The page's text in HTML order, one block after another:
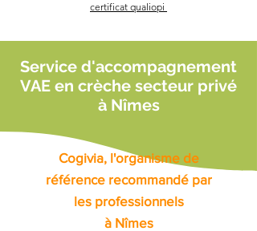
certificat qualiopi
Service d'accompagnement
VAE en crèche secteur privé
à Nîmes
Cogivia, l'organisme de
référence recommandé par
les professionnels
à Nîmes